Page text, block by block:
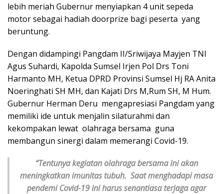
lebih meriah Gubernur menyiapkan 4 unit sepeda
motor sebagai hadiah doorprize bagi peserta yang
beruntung.
Dengan didampingi Pangdam II/Sriwijaya Mayjen TNI
Agus Suhardi, Kapolda Sumsel Irjen Pol Drs Toni
Harmanto MH, Ketua DPRD Provinsi Sumsel Hj RA Anita
Noeringhati SH MH, dan Kajati Drs M,Rum SH, M Hum.
Gubernur Herman Deru mengapresiasi Pangdam yang
memiliki ide untuk menjalin silaturahmi dan
kekompakan lewat olahraga bersama guna
membangun sinergi dalam memerangi Covid-19.
“Tentunya kegiatan olahraga bersama ini akan
meningkatkan imunitas tubuh. Saat menghadapi masa
pendemi Covid-19 ini harus senantiasa terjaga agar